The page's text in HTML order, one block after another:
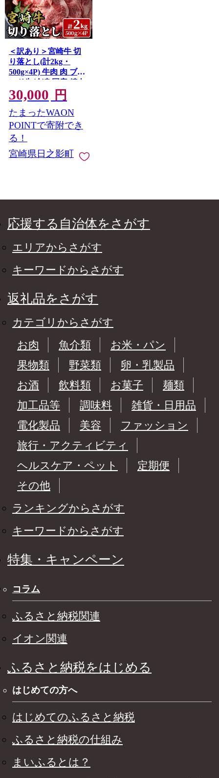
＜訳あり＞宮崎牛 切
り落とし(計2kg・
500g×4P) 牛肉 肉 ブラ
ンド牛 冷凍 国産 精肉
お取り寄せ 黒毛和牛
宮崎県 【LJ006】【ロ
ーカルブランディング
株式会社】
30,000 円
たまったWAON
POINTで寄附でき
る！
宮崎県日之影町
応援する自治体をさがす
エリアからさがす
キーワードからさがす
返礼品をさがす
カテゴリからさがす
お肉
魚介類
お米・パン
果物類
野菜類
卵・乳製品
お酒
飲料類 お菓子
麺類
加工品等
調味料
雑貨・日用品
電化製品
美容
ファッション
旅行・アクティビティ
ヘルスケア・ペット
定期便
その他
ランキングからさがす
キーワードからさがす
特集・キャンペーン
コラム
ふるさと納税関連
イオン関連
ふるさと納税をはじめる
はじめての方へ
はじめてのふるさと納税
ふるさと納税の仕組み
まいふるとは？